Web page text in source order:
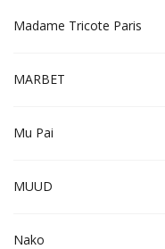
Madame Tricote Paris
MARBET
Mu Pai
MUUD
Nako